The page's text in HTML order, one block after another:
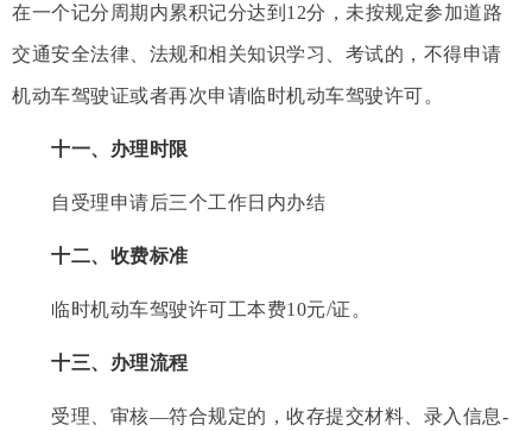
在一个记分周期内累积记分达到12分，未按规定参加道路
交通安全法律、法规和相关知识学习、考试的，不得申请
机动车驾驶证或者再次申请临时机动车驾驶许可。
十一、办理时限
自受理申请后三个工作日内办结
十二、收费标准
临时机动车驾驶许可工本费10元/证。
十三、办理流程
受理、审核—符合规定的，收存提交材料、录入信息-